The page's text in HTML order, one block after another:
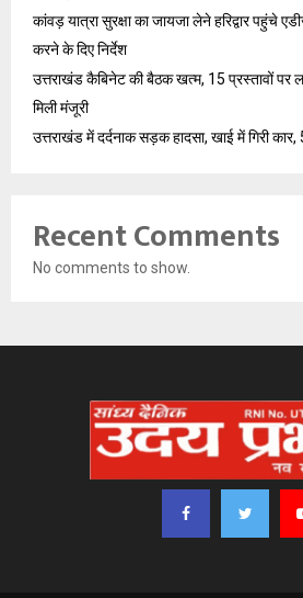
कांवड़ यात्रा सुरक्षा का जायजा लेने हरिद्वार पहुंचे
करने के दिए निर्देश
उत्तराखंड कैबिनेट की बैठक खत्म, 15 प्रस्तावों पर
मिली मंजूरी
उत्तराखंड में दर्दनाक सड़क हादसा, खाई में गिरी कार,
Recent Comments
No comments to show.